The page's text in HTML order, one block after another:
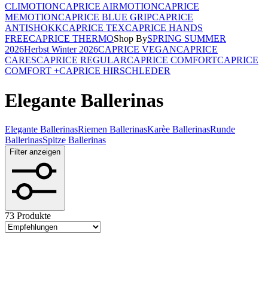
CLIMOTIONCAPRICE AIRMOTIONCAPRICE
MEMOTIONCAPRICE BLUE GRIPCAPRICE
ANTISHOKKCAPRICE TEXCAPRICE HANDS
FREECAPRICE THERMOShop BySPRING SUMMER
2026Herbst Winter 2026CAPRICE VEGANCAPRICE
CARESCAPRICE REGULARCAPRICE COMFORTCAPRICE
COMFORT +CAPRICE HIRSCHLEDER
Elegante Ballerinas
Elegante BallerinasRiemen BallerinasKarèe BallerinasRunde
BallerinasSpitze Ballerinas
Filter anzeigen
73 Produkte